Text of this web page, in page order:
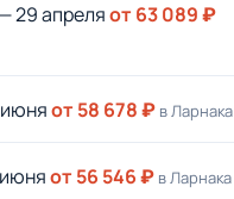
29 апреляот 63 089 ₽
июняот 58 678 ₽ в Ларнака
июняот 56 546 ₽ в Ларнака